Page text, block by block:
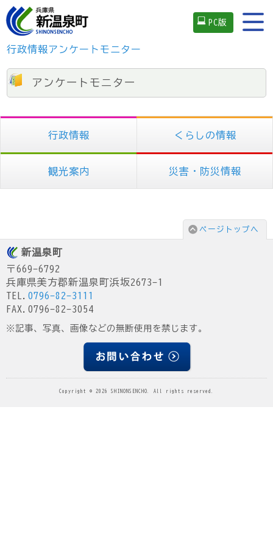
PC版
行政情報アンケートモニター
アンケートモニター
行政情報 くらしの情報
観光案内 災害・防災情報
ページトップへ
新温泉町
〒669-6792
兵庫県美方郡新温泉町浜坂2673-1
TEL. 0796-82-3111
FAX.0796-82-3054
※記事、写真、画像などの無断使用を禁じます。
Copyright © 2026 SHINONSENCHO. All rights reserved.